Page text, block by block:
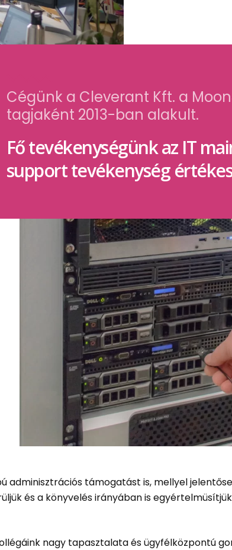
Cégünk a Cleverant Kft. a
tagjaként 2013-ban alakult.
Fő tevékenységünk az IT
support tevékenység
adminisztrációs támogatást is, mellyel
és a könyvelés irányában is
nagy tapasztalata és ügyfélközpontú